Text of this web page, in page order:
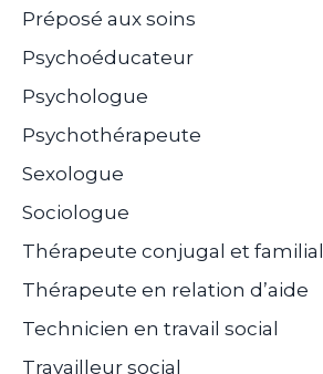
Préposé aux soins
Psychoéducateur
Psychologue
Psychothérapeute
Sexologue
Sociologue
Thérapeute conjugal et familial
Thérapeute en relation d’aide
Technicien en travail social
Travailleur social